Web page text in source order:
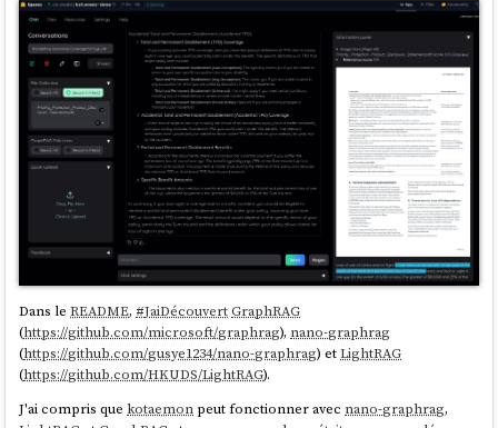
Dans leREADME, #JaiDécouvert GraphRAG
(https://github.com/microsoft/graphrag), nano-graphrag
(https://github.com/gusye1234/nano-graphrag) etLightRAG
(https://github.com/HKUDS/LightRAG).
J'ai compris que kotaemon peut fonctionner avec nano-graphrag,